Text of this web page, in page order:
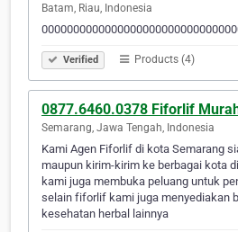
Batam, Riau, Indonesia
Verified Products (4)
0877.6460.0378 Fiforlif
Semarang, Jawa Tengah, Indonesia
Kami Agen Fiforlif di kota Semarang
maupun kirim-kirim ke berbagai kota
kami juga membuka peluang untuk
selain fiforlif kami juga menyediakan
kesehatan herbal lainnya